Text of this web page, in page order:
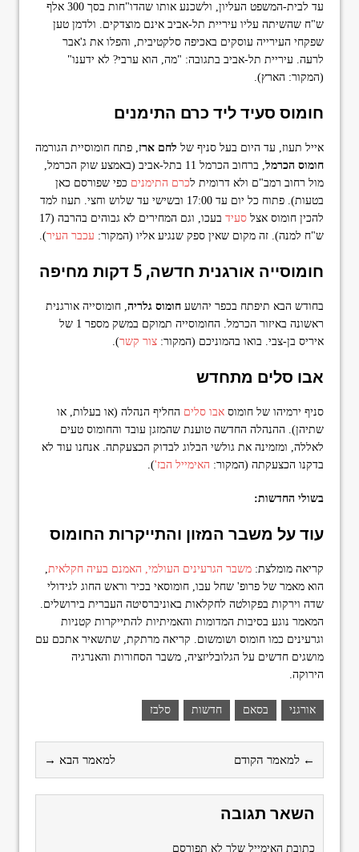
עד לבית-המשפט העליון, ולשכנע אותו שהדו"חות בסך 300 אלף
ש"ח שהשיתה עליו עיריית תל-אביב אינם מוצדקים. ולדמן טען
שפקחי העירייה עוסקים באכיפה סלקטיבית, והפלו את ג'אבר
לרעה. עיריית תל-אביב בתגובה: "מה, הוא ערבי? לא ידענו"
(המקור: הארץ).
חומוס סעיד ליד כרם התימנים
אייל תעוז, עד היום בעל סניף של לחם ארז, פתח חומוסיית הגורמה
חומוס הכרמל
, ברחוב הכרמל 11 בתל-אביב (באמצע שוק הכרמל,
מול רחוב רמב"ם ולא דרומית לכרם התימנים כפי שפורסם כאן
בטעות). פתוח כל יום עד 17:00 ובשישי עד שלוש וחצי. תעוז למד
להכין חומוס אצל סעיד
בעכו, וגם המחירים לא גבוהים בהרבה (17
ש"ח למנה). זה מקום שאין ספק שנגיע אליו (המקור: עכבר העיר).
חומוסייה אורגנית חדשה, 5 דקות מחיפה
בחודש הבא תיפתח בכפר יהושע חומוס גלריה, חומוסייה אורגנית
ראשונה באיזור הכרמל. החומוסייה תמוקם במשק מספר 1 של
איריס בן-צבי. בואו בהמוניכם (המקור: צור קשר).
אבו סלים מתחדש
סניף ירמיהו של חומוס אבו סלים החליף הנהלה (או בעלות, או
שתיהן). ההנהלה החדשה טוענת שהמזגן עובד והחומוס טעים
לאללה, ומזמינה את גולשי הבלוג לבדוק הכצעקתה. אנחנו עוד לא
בדקנו הכצעקתה (המקור: האימייל הבז').
בשולי החדשות:
עוד על משבר המזון והתייקרות החומוס
קריאה מומלצת: משבר הגרעינים העולמי, האמנם בעיה חקלאית,
הוא מאמר של פרופ' שחל עבו, חומוסאי בכיר וראש החוג לגידולי
שדה וירקות בפקולטה לחקלאות באוניברסיטה העברית בירושלים.
המאמר נוגע בסיבות המדומות והאמיתיות להתייקרות קטניות
וגרעינים כמו חומוס ושומשום. קריאה מרתקת, שתשאיר אתכם עם
מושגים חדשים על הגלובליזציה, משבר הסחורות והאנרגיה
הירוקה.
אורגני בסאם חדשות סלבז
← למאמר הקודם למאמר הבא →
השאר תגובה
כתובת האימייל שלך לא תפורסם